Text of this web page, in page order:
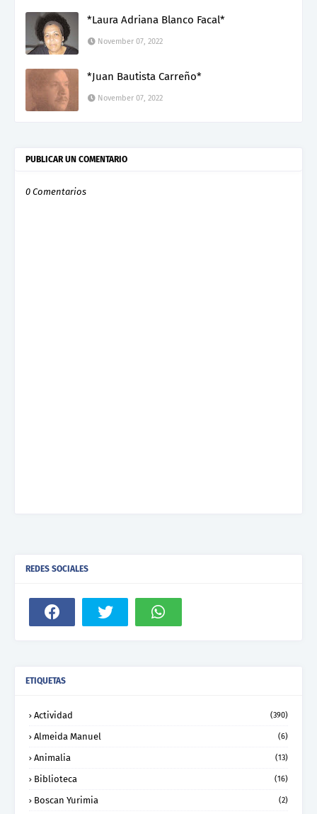
*Laura Adriana Blanco Facal*
November 07, 2022
*Juan Bautista Carreño*
November 07, 2022
PUBLICAR UN COMENTARIO
0 Comentarios
REDES SOCIALES
ETIQUETAS
Actividad (390)
Almeida Manuel (6)
Animalia (13)
Biblioteca (16)
Boscan Yurimia (2)